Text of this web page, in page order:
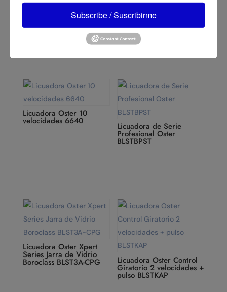
Licuadora Oster Licuadora Oster Xpert
Series Jarra de Tritan
BLST3A-C2T
Licuadora Oster 10
velocidades 6640 Licuadora de Serie
Profesional Oster
BLSTBPST
Licuadora Oster Xpert
Series Jarra de Vidrio
Boroclass BLST3A-CPG Licuadora Oster Control
Giratorio 2 velocidades +
pulso BLSTKAP
Subscribe / Suscribirme